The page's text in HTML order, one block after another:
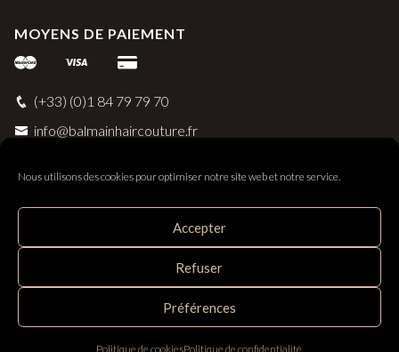
Nous utilisons des cookies pour optimiser notre site web et notre service.
Accepter
Refuser
Préférences
Politique de cookiesPolitique de confidentialité
MOYENS DE PAIEMENT
(+33) (0)1 84 79 79 70
info@balmainhaircouture.fr
Balmain Paris Hair Couture
Distribué par SAS Follow Hair - 33 rue Surcouf 56230